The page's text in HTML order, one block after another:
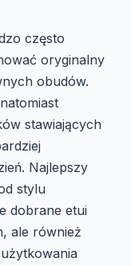
często
oryginalny
obudów.
stawiających
Najlepszy
stylu
dobrane etui
ale również